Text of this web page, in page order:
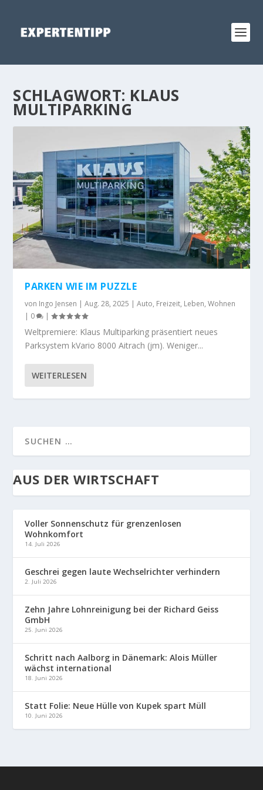
SCHLAGWORT: KLAUS
MULTIPARKING
PARKEN WIE IM PUZZLE
von Ingo Jensen |Aug. 28, 2025 |Auto, Freizeit, Leben,Wohnen
| 0 |
Weltpremiere: Klaus Multiparking präsentiert neues
Parksystem kVario 8000 Aitrach (jm). Weniger...
WEITERLESEN
AUS DER WIRTSCHAFT
Voller Sonnenschutz für grenzenlosen
Wohnkomfort
14. Juli 2026
Geschrei gegen laute Wechselrichter verhindern
2. Juli 2026
Zehn Jahre Lohnreinigung bei der Richard Geiss
GmbH
25. Juni 2026
Schritt nach Aalborg in Dänemark: Alois Müller
wächst international
18. Juni 2026
Statt Folie: Neue Hülle von Kupek spart Müll
10. Juni 2026